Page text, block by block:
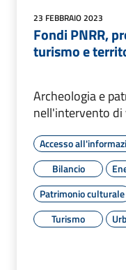
23 FEBBRAIO 2023
Fondi PNRR,
turismo e
Archeologia e
nell'intervento
Accesso
Bilancio
Patrimonio culturale
Turismo